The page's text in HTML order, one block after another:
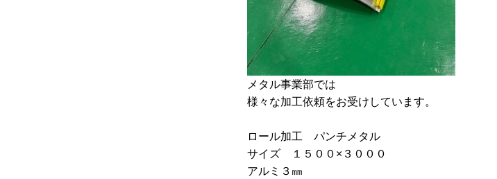
メタル事業部では
様々な加工依頼をお受けしています。
ロール加工 パンチメタル
サイズ １５００×３０００
アルミ３㎜